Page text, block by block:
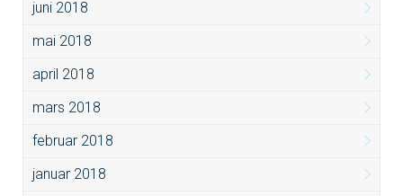
juni 2018
mai 2018
april 2018
mars 2018
februar 2018
januar 2018